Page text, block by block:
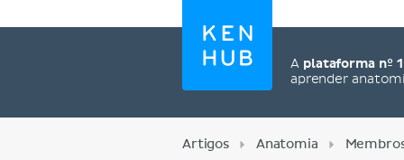
A plataforma nº 1
aprender
Artigos Anatomia